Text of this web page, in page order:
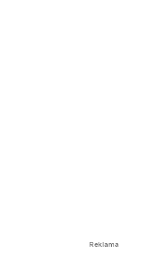
Reklama